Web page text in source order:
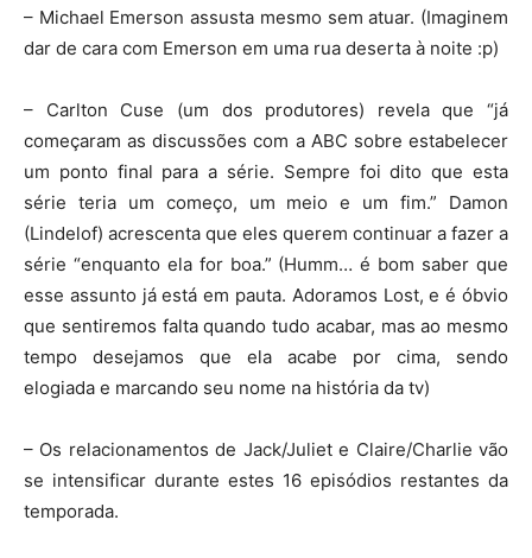
– Michael Emerson assusta mesmo sem atuar. (Imaginem
dar de cara com Emerson em uma rua deserta à noite :p)
– Carlton Cuse (um dos produtores) revela que “já
começaram as discussões com a ABC sobre estabelecer
um ponto final para a série. Sempre foi dito que esta
série teria um começo, um meio e um fim.” Damon
(Lindelof) acrescenta que eles querem continuar a fazer a
série “enquanto ela for boa.” (Humm… é bom saber que
esse assunto já está em pauta. Adoramos Lost, e é óbvio
que sentiremos falta quando tudo acabar, mas ao mesmo
tempo desejamos que ela acabe por cima, sendo
elogiada e marcando seu nome na história da tv)
– Os relacionamentos de Jack/Juliet e Claire/Charlie vão
se intensificar durante estes 16 episódios restantes da
temporada.